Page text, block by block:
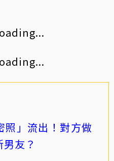
照」流出！對方做
友？